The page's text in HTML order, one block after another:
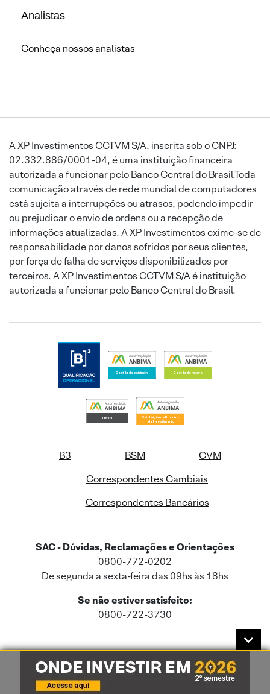
Analistas
Conheça nossos analistas
A XP Investimentos CCTVM S/A, inscrita sob o CNPJ:
02.332.886/0001-04, é uma instituição financeira
autorizada a funcionar pelo Banco Central do Brasil.Toda
comunicação através de rede mundial de computadores
está sujeita a interrupções ou atrasos, podendo impedir
ou prejudicar o envio de ordens ou a recepção de
informações atualizadas. A XP Investimentos exime-se de
responsabilidade por danos sofridos por seus clientes,
por força de falha de serviços disponibilizados por
terceiros. A XP Investimentos CCTVM S/A é instituição
autorizada a funcionar pelo Banco Central do Brasil.
B3 BSM
CVM
Correspondentes Cambiais
Correspondentes Bancários
SAC - Dúvidas, Reclamações e Orientações
0800-772-0202
De segunda a sexta-feira das 09hs às 18hs
Se não estiver satisfeito:
0800-722-3730
Este site usa cookies e dados pessoais de acordo com a nossaPolítica de
Cookies
e a nossaPolítica de Privacidade.